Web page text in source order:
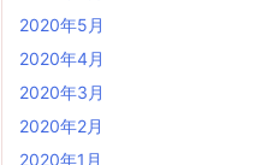
2020年5月
2020年4月
2020年3月
2020年2月
2020年1月